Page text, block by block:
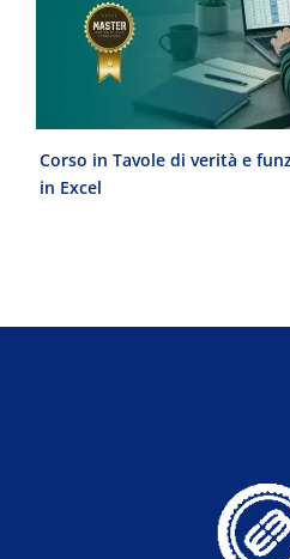
Corso in Tavole di verità e
in Excel